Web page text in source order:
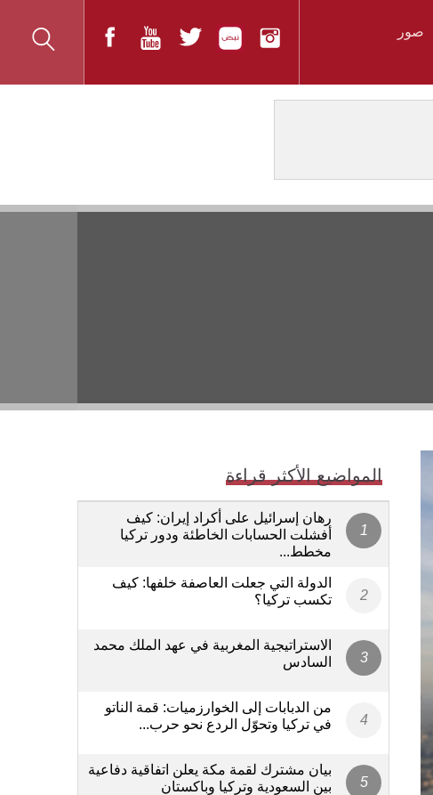
صور
المواضيع الأكثر قراءة
رهان إسرائيل على أكراد إيران: كيف
أفشلت الحسابات الخاطئة ودور تركيا
مخطط...
الدولة التي جعلت العاصفة خلفها: كيف
تكسب تركيا؟
الاستراتيجية المغربية في عهد الملك محمد
السادس
من الدبابات إلى الخوارزميات: قمة الناتو
في تركيا وتحوّل الردع نحو حرب...
بيان مشترك لقمة مكة يعلن اتفاقية دفاعية
بين السعودية وتركيا وباكستان